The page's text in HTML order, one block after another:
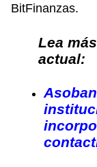
BitFinanzas.
Lea
actual: